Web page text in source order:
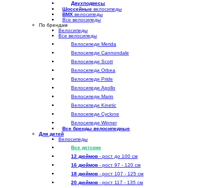
Двухподвесы
Шоссейные велосипеды
BMX велосипеды
Все велосипеды
По брендам
Велосипеды
Все велосипеды
Велосипеди Merida
Велосипеди Cannondale
Велосипеди Scott
Велосипеди Orbea
Велосипеди Pride
Велосипеди Apollo
Велосипеди Marin
Велосипеди Kinetic
Велосипеди Cyclone
Велосипеди Winner
Все бренды велосипедные
Для детей
Велосипеды
Все детские
12 дюймов - рост до 100 см
16 дюймов - рост 97 - 120 см
18 дюймов - рост 107 - 125 см
20 дюймов - рост 117 - 135 см